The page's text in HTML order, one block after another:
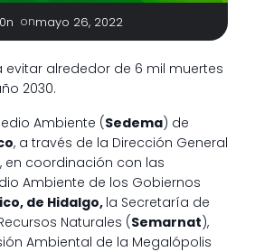
onmayo 26, 2022
evitar alrededor de 6 mil muertes
2030.
Ambiente (Sedema) de
, a través de la Dirección General
en coordinación con las
Ambiente de los Gobiernos
de Hidalgo, la Secretaría de
Naturales (Semarnat),
Ambiental de la Megalópolis